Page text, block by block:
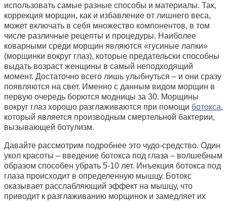
использовать самые разные способы и материалы. Так,
коррекция морщин, как и избавление от лишнего веса,
может включать в себя множество компонентов, в том
числе различные рецепты и процедуры. Наиболее
коварными среди морщин являются «гусиные лапки»
(морщинки вокруг глаз), которые предательски способны
выдать возраст женщины в самый неподходящий
момент. Достаточно всего лишь улыбнуться – и они сразу
появляются на свет. Именно с данным видом морщин в
первую очередь борются модницы за 30. Морщины
вокруг глаз хорошо разглаживаются при помощи ботокса,
который является производным смертельной бактерии,
вызывающей ботулизм.
Давайте рассмотрим подробнее это чудо-средство. Один
укол красоты – введение ботокса под глаза – волшебным
образом способен убрать 5-10 лет. Инъекция ботокса под
глаза происходит в определенную мышцу. Ботокс
оказывает расслабляющий эффект на мышцу, что
приводит к разглаживанию морщинок и замедляет их